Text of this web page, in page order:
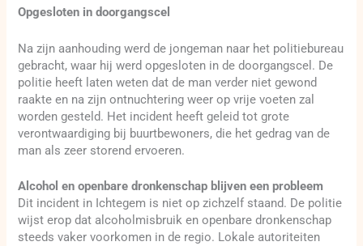
Opgesloten in doorgangscel
Na zijn aanhouding werd de jongeman naar het politiebureau
gebracht, waar hij werd opgesloten in de doorgangscel. De
politie heeft laten weten dat de man verder niet gewond
raakte en na zijn ontnuchtering weer op vrije voeten zal
worden gesteld. Het incident heeft geleid tot grote
verontwaardiging bij buurtbewoners, die het gedrag van de
man als zeer storend ervoeren.
Alcohol en openbare dronkenschap blijven een probleem
Dit incident in Ichtegem is niet op zichzelf staand. De politie
wijst erop dat alcoholmisbruik en openbare dronkenschap
steeds vaker voorkomen in de regio. Lokale autoriteiten